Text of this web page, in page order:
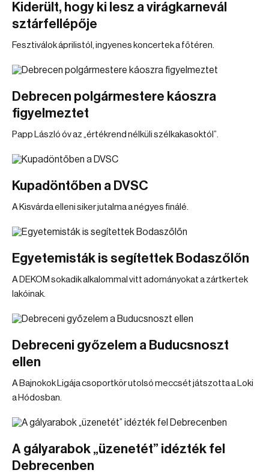
Kiderült, hogy ki lesz a virágkarnevál
sztárfellépője
Fesztiválok áprilistól, ingyenes koncertek a főtéren.
Debrecen polgármestere káoszra
figyelmeztet
Papp László óv az „értékrend nélküli szélkakasoktól”.
Kupadöntőben a DVSC
A Kisvárda elleni siker jutalma a négyes finálé.
Egyetemisták is segítettek Bodaszőlőn
A DEKOM sokadik alkalommal vitt adományokat a zártkertek
lakóinak.
Debreceni győzelem a Buducsnoszt
ellen
A Bajnokok Ligája csoportkör utolsó meccsét játszotta a Loki
a Hódosban.
A gályarabok „üzenetét” idézték fel
Debrecenben